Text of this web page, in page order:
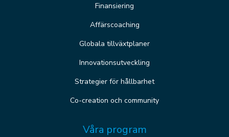
Finansiering
Affärscoaching
Globala tillväxtplaner
Innovationsutveckling
Strategier för hållbarhet
Co-creation och community
Våra program